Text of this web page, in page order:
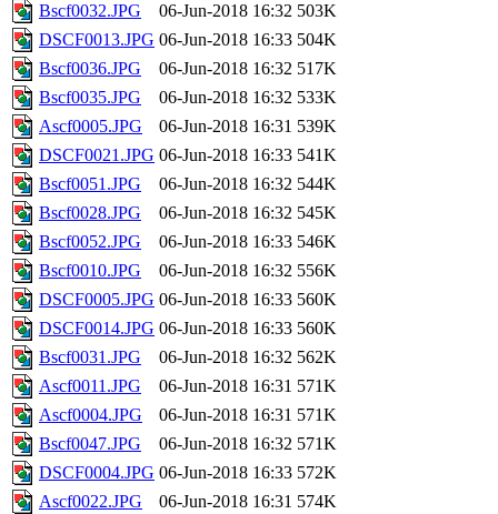
Bscf0032.JPG
06-Jun-2018 16:32 503K
DSCF0013.JPG 06-Jun-2018 16:33 504K
Bscf0036.JPG
06-Jun-2018 16:32 517K
Bscf0035.JPG
06-Jun-2018 16:32 533K
Ascf0005.JPG
06-Jun-2018 16:31 539K
DSCF0021.JPG 06-Jun-2018 16:33 541K
Bscf0051.JPG
06-Jun-2018 16:32 544K
Bscf0028.JPG
06-Jun-2018 16:32 545K
Bscf0052.JPG
06-Jun-2018 16:33 546K
Bscf0010.JPG
06-Jun-2018 16:32 556K
DSCF0005.JPG 06-Jun-2018 16:33 560K
DSCF0014.JPG 06-Jun-2018 16:33 560K
Bscf0031.JPG
06-Jun-2018 16:32 562K
Ascf0011.JPG
06-Jun-2018 16:31 571K
Ascf0004.JPG
06-Jun-2018 16:31 571K
Bscf0047.JPG
06-Jun-2018 16:32 571K
DSCF0004.JPG 06-Jun-2018 16:33 572K
Ascf0022.JPG
06-Jun-2018 16:31 574K